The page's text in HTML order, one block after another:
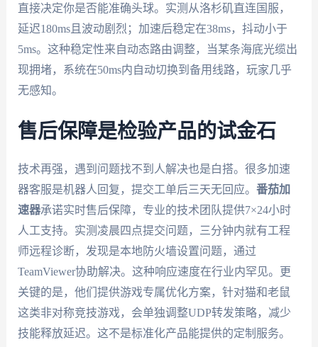
直接决定你是否能准确头球。实测从洛杉矶直连国服，
延迟180ms且波动剧烈；加速后稳定在38ms，抖动小于
5ms。这种稳定性来自动态路由调整，当某条海底光缆出
现拥堵，系统在50ms内自动切换到备用线路，玩家几乎
无感知。
售后保障是检验产品的试金石
技术再强，遇到问题找不到人解决也是白搭。很多加速
器客服是机器人回复，提交工单后三天无回应。 番茄加
速器承诺实时售后保障，专业的技术团队提供7×24小时
人工支持。实测凌晨四点提交问题，三分钟内就有工程
师远程诊断，发现是本地防火墙设置问题，通过
TeamViewer协助解决。这种响应速度在行业内罕见。更
关键的是，他们提供游戏专属优化方案，针对猫和老鼠
这类非对称竞技游戏，会单独调整UDP转发策略，减少
技能释放延迟。这不是标准化产品能提供的定制服务。